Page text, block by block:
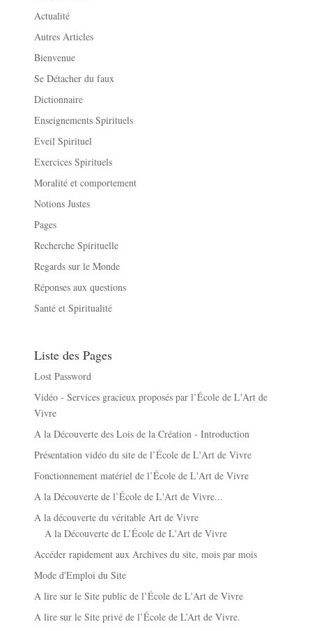
Actualité
Autres Articles
Bienvenue
Se Détacher du faux
Dictionnaire
Enseignements Spirituels
Eveil Spirituel
Exercices Spirituels
Moralité et comportement
Notions Justes
Pages
Recherche Spirituelle
Regards sur le Monde
Réponses aux questions
Santé et Spiritualité
Liste des Pages
Lost Password
Vidéo - Services gracieux proposés par l’École de L'Art de
Vivre
A la Découverte des Lois de la Création - Introduction
Présentation vidéo du site de l’École de L'Art de Vivre
Fonctionnement matériel de l’École de L'Art de Vivre
A la Découverte de l’École de L'Art de Vivre...
A la découverte du véritable Art de Vivre
A la Découverte de L’École de L'Art de Vivre
Accéder rapidement aux Archives du site, mois par mois
Mode d'Emploi du Site
A lire sur le Site public de l’École de L'Art de Vivre
A lire sur le Site privé de l’École de L’Art de Vivre.